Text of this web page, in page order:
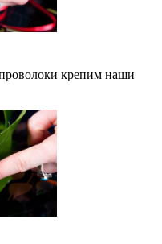
крепим наши